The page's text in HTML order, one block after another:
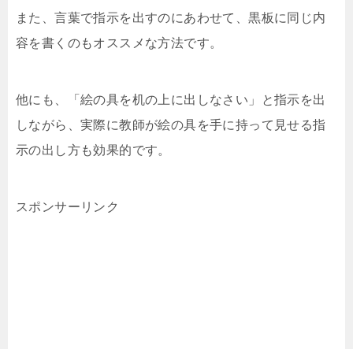
また、言葉で指示を出すのにあわせて、黒板に同じ内
容を書くのもオススメな方法です。
他にも、「絵の具を机の上に出しなさい」と指示を出
しながら、実際に教師が絵の具を手に持って見せる指
示の出し方も効果的です。
スポンサーリンク